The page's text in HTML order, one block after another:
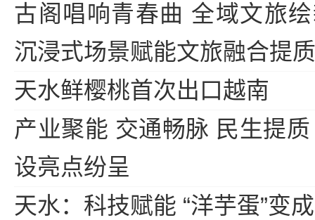
古阁唱响青春曲 全域文旅
沉浸式场景赋能文旅融合提
天水鲜樱桃首次出口越南
产业聚能 交通畅脉 民生提
设亮点纷呈
天水：科技赋能 “洋芋蛋”变